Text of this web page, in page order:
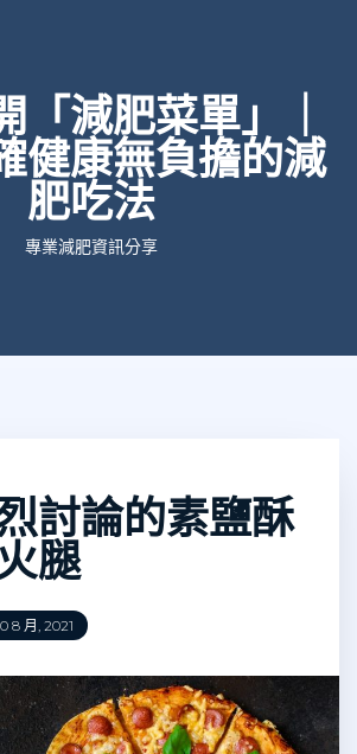
「減肥菜單」｜
健康無負擔的減
肥吃法
專業減肥資訊分享
討論的素鹽酥
腿
8 月, 2021